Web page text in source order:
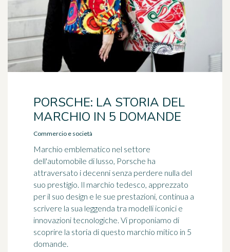
PORSCHE: LA STORIA DEL
MARCHIO IN 5 DOMANDE
Commercio e società
Marchio emblematico nel settore
dell'automobile di lusso, Porsche ha
attraversato i decenni senza perdere nulla del
suo prestigio. Il marchio tedesco, apprezzato
per il suo design e le sue prestazioni, continua a
scrivere la sua leggenda tra modelli iconici e
innovazioni tecnologiche. Vi proponiamo di
scoprire la storia di questo marchio mitico in 5
domande.